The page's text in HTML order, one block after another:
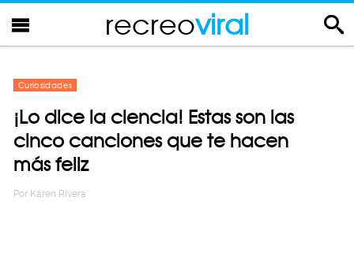
recreoviral
Curiosidades
¡Lo dice la ciencia! Estas son las
cinco canciones que te hacen
más feliz
Por Karen Rivera